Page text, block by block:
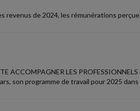
revenus de 2024, les rémunérations
ACCOMPAGNER LES PROFESSIONNELS
son programme de travail pour 2025